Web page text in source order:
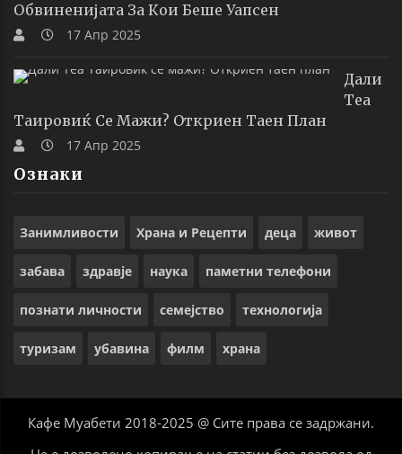
Обвиненијата За Кои Беше Уапсен
17 Апр 2025
Дали
Теа
Таировиќ Се Мажи? Откриен Таен План
17 Апр 2025
Ознаки
Занимливости Храна и Рецепти деца живот
забава здравје наука паметни телефони
познати личности семејство технологија
туризам убавина филм храна
Кафе Муабети 2018-2025 @ Сите права се задржани.